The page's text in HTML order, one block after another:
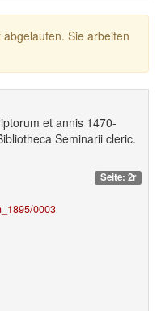
Sie arbeiten
et annis 1470-
Seminarii cleric.
Seite: 2r
0003